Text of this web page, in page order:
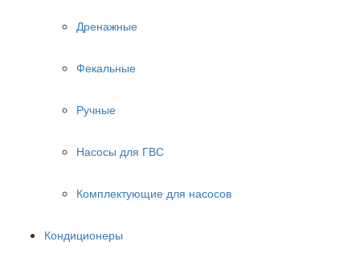
Дренажные
Фекальные
Ручные
Насосы для ГВС
Комплектующие для насосов
Кондиционеры